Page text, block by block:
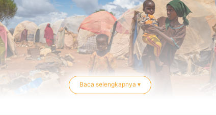
Baca selengkapnya ▾